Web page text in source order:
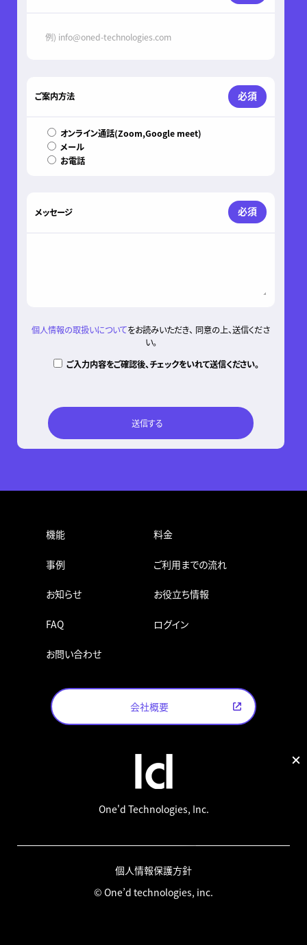
ご案内方法 必須
オンライン通話(Zoom,Google meet)
メール
お電話
メッセージ 必須
個人情報の取扱いについてをお読みいただき、 同意の上、送信くださ
い。
ご入力内容をご確認後、チェックをいれて送信ください。
機能 料金
事例 ご利用までの流れ
お知らせ お役立ち情報
FAQ ログイン
お問い合わせ
会社概要
One'd Technologies, Inc.
個人情報保護方針
© One’d technologies, inc.